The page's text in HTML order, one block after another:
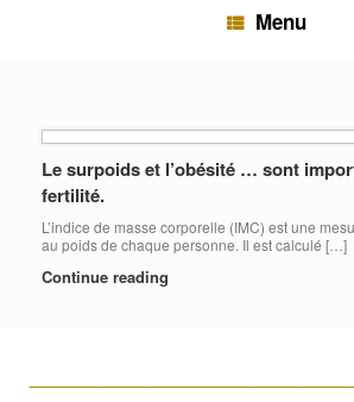
Menu
Le surpoids et l’obésité … sont
fertilité.
L’indice de masse corporelle (IMC) est une
au poids de chaque personne. Il est calculé […]
Continue reading